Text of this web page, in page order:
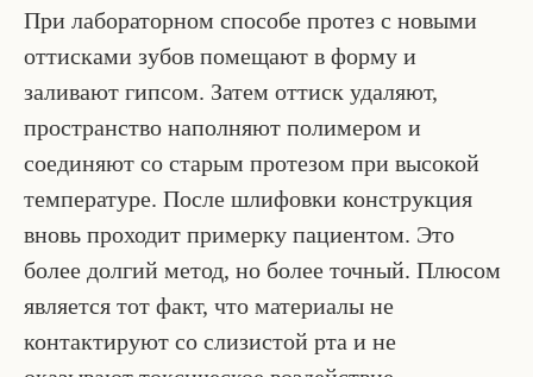
При лабораторном способе протез с новыми
оттисками зубов помещают в форму и
заливают гипсом. Затем оттиск удаляют,
пространство наполняют полимером и
соединяют со старым протезом при высокой
температуре. После шлифовки конструкция
вновь проходит примерку пациентом. Это
более долгий метод, но более точный. Плюсом
является тот факт, что материалы не
контактируют со слизистой рта и не